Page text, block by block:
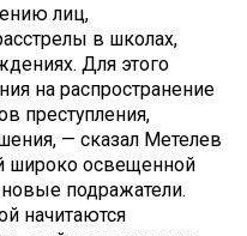
лиц,
в школах,
Для этого
на распространение
преступления,
— сказал Метелев
широко освещенной
подражатели.
начитаются